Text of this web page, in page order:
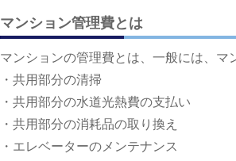
マンション管理費とは
マンションの管理費とは、一般には、マ
・共用部分の清掃
・共用部分の水道光熱費の支払い
・共用部分の消耗品の取り換え
・エレベーターのメンテナンス